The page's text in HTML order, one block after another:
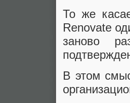
То же
Renovate
заново
В этом